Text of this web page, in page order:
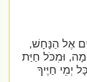
אֶל הַנָּחָשׁ,
וּמִכֹּל חַיַּת
חַיֶּיךָ